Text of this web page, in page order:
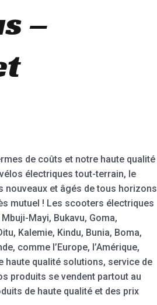
–
de coûts et notre haute qualité
électriques tout-terrain, le
nouveaux et âgés de tous horizons
mutuel ! Les scooters électriques
Mayi, Bukavu, Goma,
Kalemie, Kindu, Bunia, Boma,
comme l’Europe, l’Amérique,
haute qualité solutions, service de
produits se vendent partout au
de haute qualité et des prix